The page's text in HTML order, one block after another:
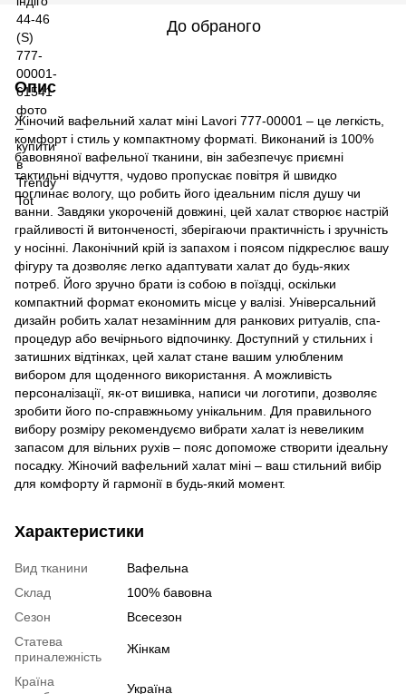
До обраного
Опис
Жіночий вафельний халат міні Lavori 777-00001 – це легкість,
комфорт і стиль у компактному форматі. Виконаний із 100%
бавовняної вафельної тканини, він забезпечує приємні
тактильні відчуття, чудово пропускає повітря й швидко
поглинає вологу, що робить його ідеальним після душу чи
ванни. Завдяки укороченій довжині, цей халат створює настрій
грайливості й витонченості, зберігаючи практичність і зручність
у носінні. Лаконічний крій із запахом і поясом підкреслює вашу
фігуру та дозволяє легко адаптувати халат до будь-яких
потреб. Його зручно брати із собою в поїздці, оскільки
компактний формат економить місце у валізі. Універсальний
дизайн робить халат незамінним для ранкових ритуалів, спа-
процедур або вечірнього відпочинку. Доступний у стильних і
затишних відтінках, цей халат стане вашим улюбленим
вибором для щоденного використання. А можливість
персоналізації, як-от вишивка, написи чи логотипи, дозволяє
зробити його по-справжньому унікальним. Для правильного
вибору розміру рекомендуємо вибрати халат із невеликим
запасом для вільних рухів – пояс допоможе створити ідеальну
посадку. Жіночий вафельний халат міні – ваш стильний вибір
для комфорту й гармонії в будь-який момент.
Характеристики
Вид тканини
Вафельна
Склад
100% бавовна
Сезон
Всесезон
Статева
приналежність
Жінкам
Країна
Україна